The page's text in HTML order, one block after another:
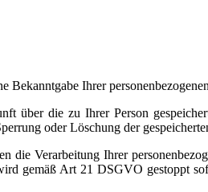
Bekanntgabe Ihrer
über die zu Ihrer Person
oder Löschung der
die Verarbeitung Ihrer
gemäß Art 21 DSGVO gestoppt